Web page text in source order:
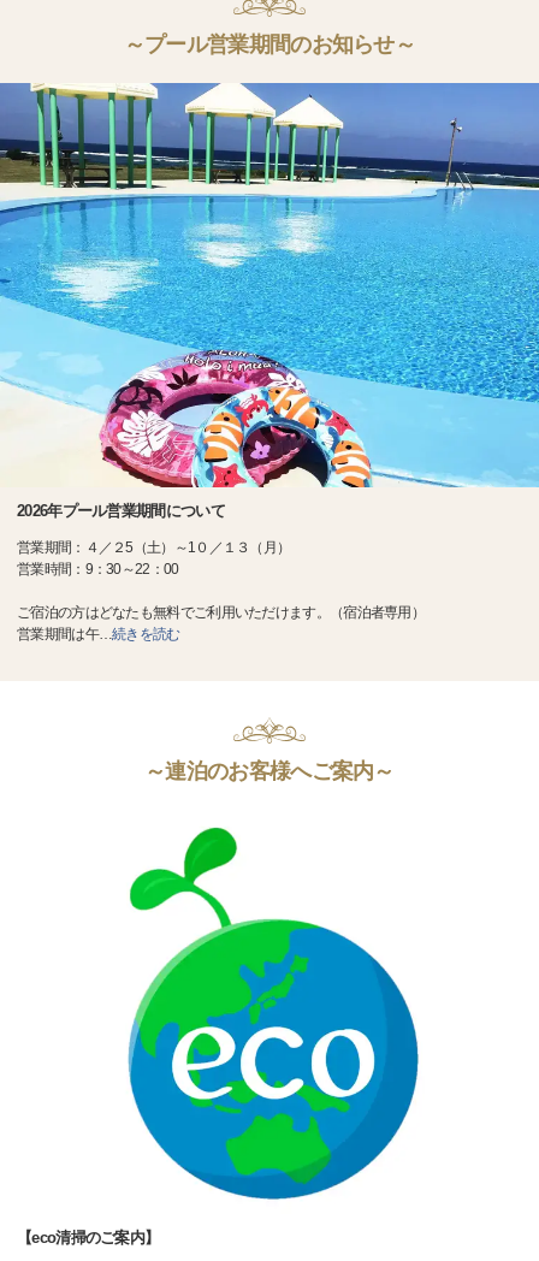
～プール営業期間のお知らせ～
2026年プール営業期間について
営業期間：４／２5（土）～1０／１３（月）
営業時間：9：30～22：00
ご宿泊の方はどなたも無料でご利用いただけます。（宿泊者専用）
営業期間は午…続きを読む
～連泊のお客様へご案内～
【eco清掃のご案内】